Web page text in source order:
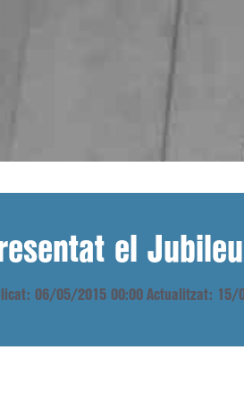
el
06/05/2015 00:00 Actualitzat: 15/